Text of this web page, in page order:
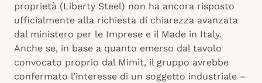
proprietà (Liberty Steel) non ha ancora risposto
ufficialmente alla richiesta di chiarezza avanzata
dal ministero per le Imprese e il Made in Italy.
Anche se, in base a quanto emerso dal tavolo
convocato proprio dal Mimit, il gruppo avrebbe
confermato l’interesse di un soggetto industriale –